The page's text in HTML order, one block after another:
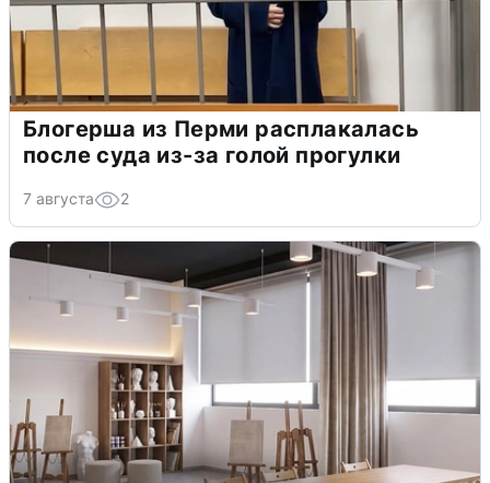
Блогерша из Перми расплакалась
после суда из-за голой прогулки
7 августа 2